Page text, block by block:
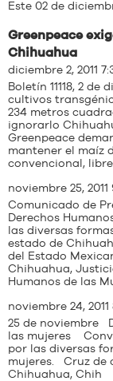
Este 02 de
Greenpeace
Chihuahua
diciembre 2, 2011
Boletín 11118, 2
cultivos
234 metros
ignorarlo
Greenpeace
mantener el maíz
convencional,
noviembre 25,
Comunicado de
Derechos
las diversas
estado de
del Estado
Chihuahua,
Humanos de las
noviembre 24,
25 de noviembre
las mujeres
por las diversas
mujeres. Cruz de
Chihuahua, Chih